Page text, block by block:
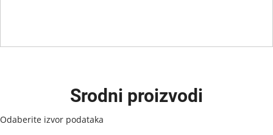
Srodni proizvodi
Odaberite izvor podataka